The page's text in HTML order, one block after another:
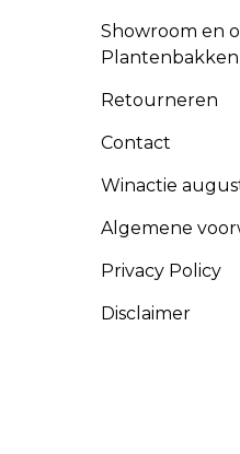
Showroom en
Plantenbakken
Retourneren
Contact
Winactie
Algemene
Privacy Policy
Disclaimer